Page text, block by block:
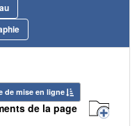
de mise en ligne
de la page